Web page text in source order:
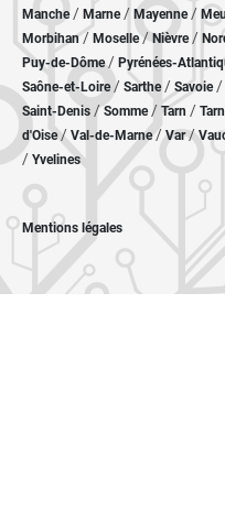
Manche/ Marne/ Mayenne/
Morbihan/ Moselle/ Nièvre /
Puy-de-Dôme/ Pyrénées-
Saône-et-Loire/ Sarthe/ Savoie/
Saint-Denis /Somme/ Tarn /
d'Oise/ Val-de-Marne/Var/
/ Yvelines
Mentions légales